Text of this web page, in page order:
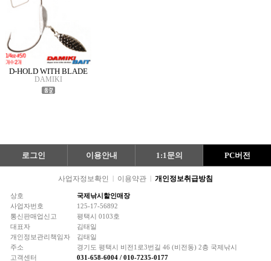
D-HOLD WITH BLADE
DAMIKI
로그인 이용안내 1:1문의 PC버전
사업자정보확인 | 이용약관 | 개인정보취급방침
상호
국제낚시할인매장
사업자번호
125-17-56892
통신판매업신고
평택시 0103호
대표자
김태일
개인정보관리책임자
김태일
주소
경기도 평택시 비전1로3번길 46 (비전동) 2층 국제낚시
고객센터
031-658-6004 / 010-7235-0177